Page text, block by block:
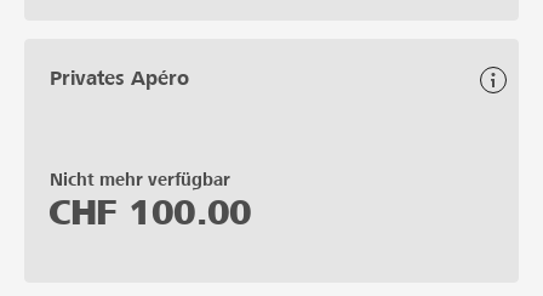
Privates Apéro
Nicht mehr verfügbar
CHF 100.00